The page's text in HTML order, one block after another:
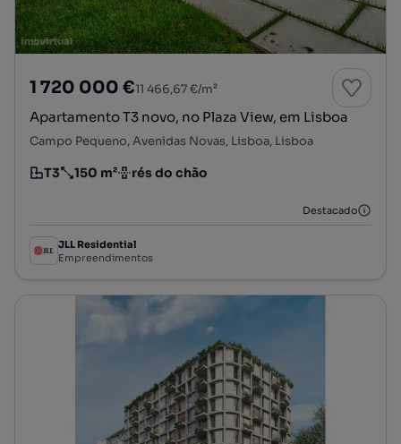
1 720 000 €11 466,67 €/m²
Apartamento T3 novo, no Plaza View, em Lisboa
Campo Pequeno, Avenidas Novas, Lisboa, Lisboa
Tipologia
T3
Preço por metro quadrado
150 m²
Andar rés do chão
Destacado
JLL Residential
Empreendimentos